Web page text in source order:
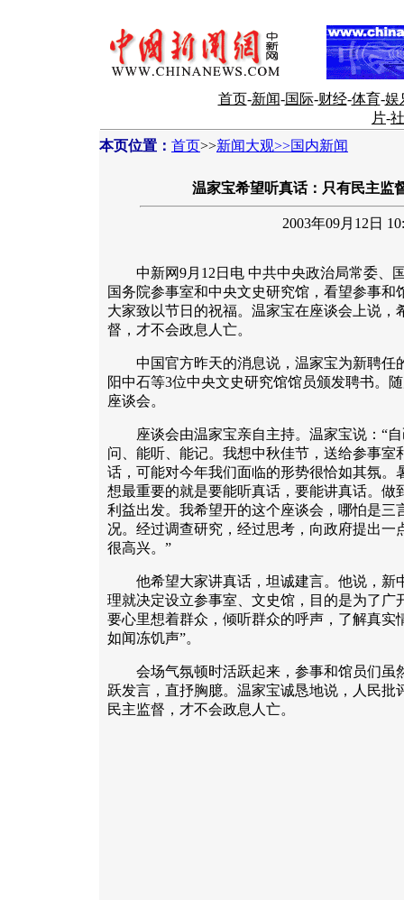
首页-新闻-国际-财经-体育-娱
片-
本页位置： 首页>>新闻大观>>国内新闻
温家宝希望听真话：只有民主监
2003年09月12日
中新网9月12日电 中共中央政治局常委、
国务院参事室和中央文史研究馆，看望参事和
大家致以节日的祝福。温家宝在座谈会上说，
督，才不会政息人亡。
中国官方昨天的消息说，温家宝为新聘任
阳中石等3位中央文史研究馆馆员颁发聘书。
座谈会。
座谈会由温家宝亲自主持。温家宝说：“自
问、能听、能记。我想中秋佳节，送给参事室
话，可能对今年我们面临的形势很恰如其氛。
想最重要的就是要能听真话，要能讲真话。做
利益出发。我希望开的这个座谈会，哪怕是三
况。经过调查研究，经过思考，向政府提出一
很高兴。”
他希望大家讲真话，坦诚建言。他说，新
理就决定设立参事室、文史馆，目的是为了广
要心里想着群众，倾听群众的呼声，了解真实
如闻冻饥声”。
会场气氛顿时活跃起来，参事和馆员们虽
跃发言，直抒胸臆。温家宝诚恳地说，人民批
民主监督，才不会政息人亡。